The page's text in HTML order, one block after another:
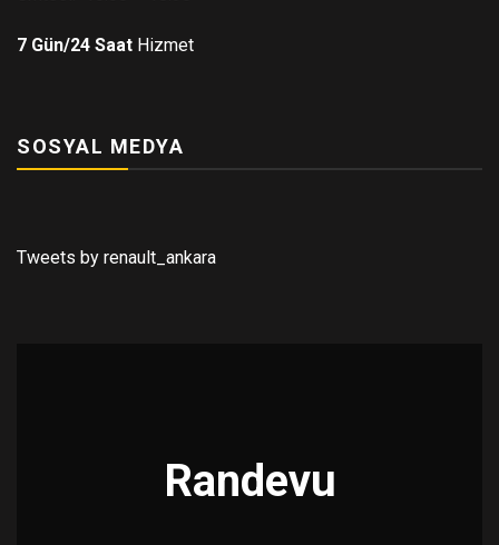
7 Gün/24 Saat Hizmet
SOSYAL MEDYA
Tweets by renault_ankara
Randevu